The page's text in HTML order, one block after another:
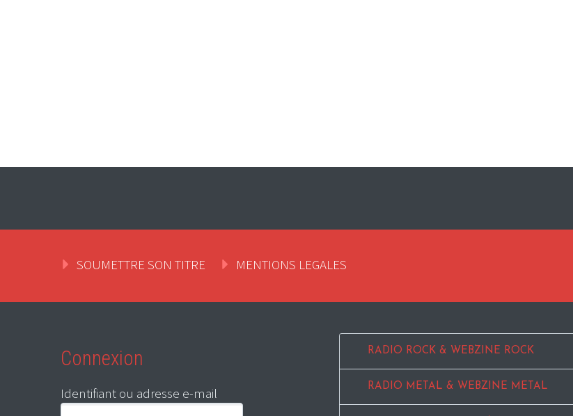
SOUMETTRE SON TITRE MENTIONS LEGALES
Connexion
Identifiant ou adresse e-mail
RADIO ROCK & WEBZINE ROCK
RADIO METAL & WEBZINE METAL